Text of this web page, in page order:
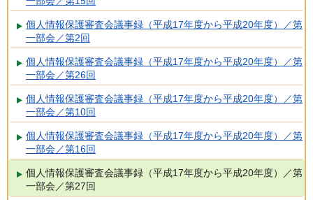
個人情報保護審査会議事録（平成17年度から平成20年度）／第
一部会／第2回
個人情報保護審査会議事録（平成17年度から平成20年度）／第
一部会／第26回
個人情報保護審査会議事録（平成17年度から平成20年度）／第
一部会／第10回
個人情報保護審査会議事録（平成17年度から平成20年度）／第
一部会／第16回
個人情報保護審査会議事録（平成17年度から平成20年度）／第
一部会／第27回